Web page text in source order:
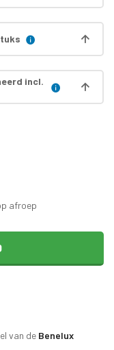
incl.
afroep
van de Benelux